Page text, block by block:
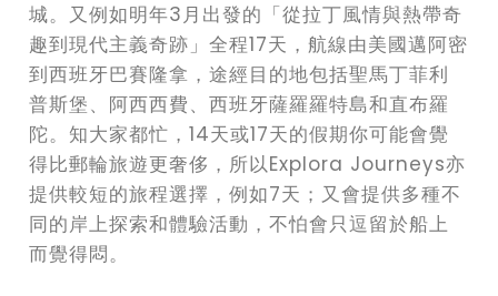
城。又例如明年3月出發的「從拉丁風情與熱帶奇
趣到現代主義奇跡」全程17天，航線由美國邁阿密
到西班牙巴賽隆拿，途經目的地包括聖馬丁菲利
普斯堡、阿西西費、西班牙薩羅羅特島和直布羅
陀。知大家都忙，14天或17天的假期你可能會覺
得比郵輪旅遊更奢侈，所以Explora Journeys亦
提供較短的旅程選擇，例如7天；又會提供多種不
同的岸上探索和體驗活動，不怕會只逗留於船上
而覺得悶。